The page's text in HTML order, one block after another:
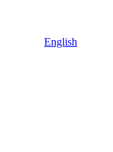
English